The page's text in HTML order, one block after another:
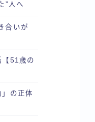
”人へ
合いが
【51歳の
の正体